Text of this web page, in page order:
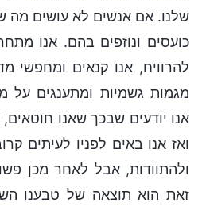
שלנו. אם אנשים לא עושים מה
כועסים ונוזפים בהם. אנו
להרוויח, אנו קנאים ומחפשי
מגמות גשמיות ומתענגים על
אנו יודעים שבכך שאנו חוטאים,
ואז אנו באים לפניו לעיתים
ולהתוודות, אבל לאחר מכן
זאת הוא תוצאה של טבענו